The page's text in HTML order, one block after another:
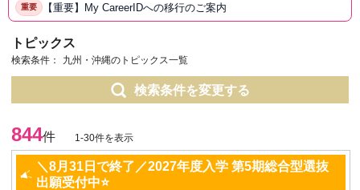
重要 【重要】My CareerIDへの移行のご案内
トピックス
検索条件： 九州・沖縄のトピックス一覧
検索条件を変更する
844件 1-30件を表示
＼8月31日で終了／2027年度入学 第5期総合型選抜
出願受付中⭐